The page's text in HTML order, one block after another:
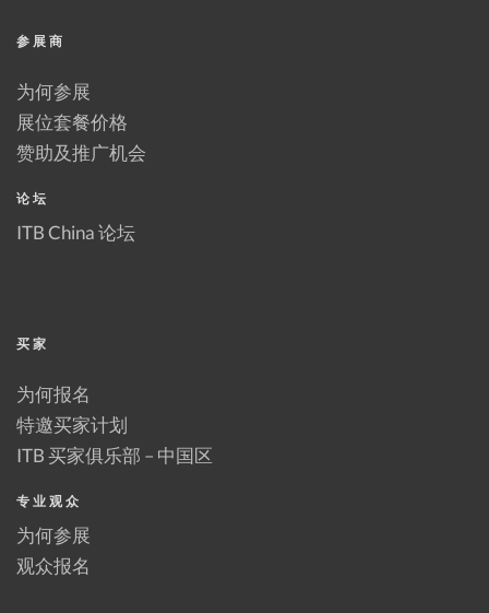
参展商
为何参展
展位套餐价格
赞助及推广机会
论坛
ITB China 论坛
买家
为何报名
特邀买家计划
ITB 买家俱乐部 – 中国区
专业观众
为何参展
观众报名